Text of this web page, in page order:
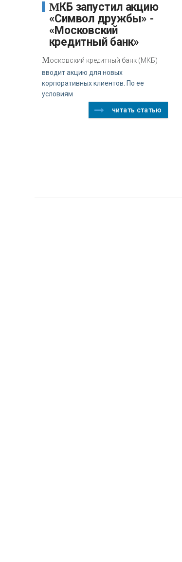
МКБ запустил акцию
«Символ дружбы» -
«Московский
кредитный банк»
Московский кредитный банк (МКБ)
вводит акцию для новых
корпоративных клиентов. По ее
условиям
читать статью